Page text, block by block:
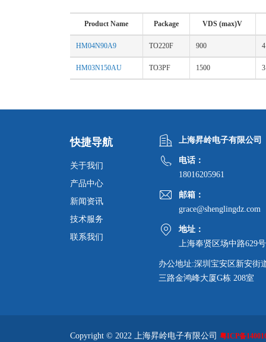
Product Name Package VDS (max)V
HM04N90A9 TO220F 900 4
HM03N150AU TO3PF 1500 3
快捷导航
关于我们
产品中心
新闻资讯
技术服务
联系我们
上海昇岭电子有限公司
电话：
18016205961
邮箱：
grace@shenglingdz.com
地址：
上海奉贤区场中路629号
办公地址:深圳宝安区新安街
三路金鸿峰大厦G栋 208室
Copyright © 2022 上海昇岭电子有限公司 粤ICP备